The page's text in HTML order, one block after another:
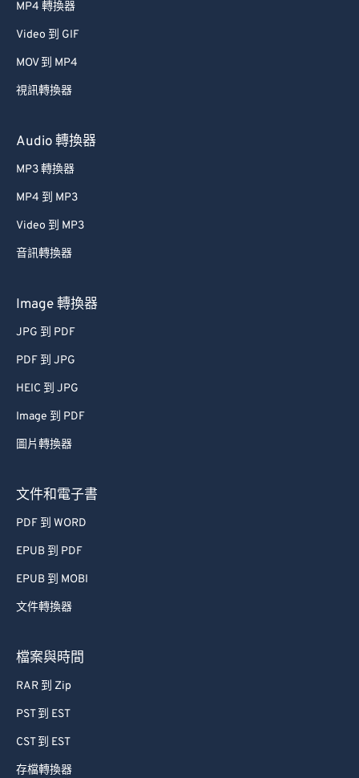
MP4 轉換器
Video 到 GIF
MOV 到 MP4
視訊轉換器
Audio 轉換器
MP3 轉換器
MP4 到 MP3
Video 到 MP3
音訊轉換器
Image 轉換器
JPG 到 PDF
PDF 到 JPG
HEIC 到 JPG
Image 到 PDF
圖片轉換器
文件和電子書
PDF 到 WORD
EPUB 到 PDF
EPUB 到 MOBI
文件轉換器
檔案與時間
RAR 到 Zip
PST 到 EST
CST 到 EST
存檔轉換器